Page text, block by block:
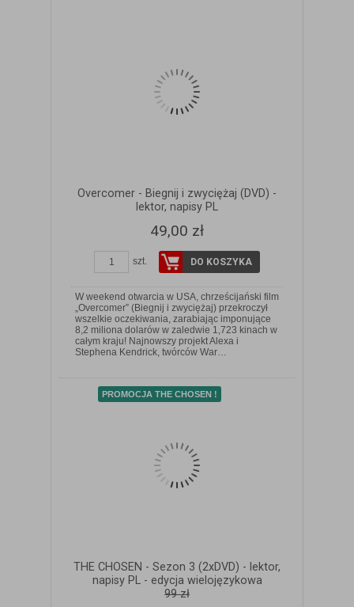
Overcomer - Biegnij i zwyciężaj (DVD) -
lektor, napisy PL
49,00 zł
szt. DO KOSZYKA
W weekend otwarcia w USA, chrześcijański film
„Overcomer” (Biegnij i zwyciężaj) przekroczył
wszelkie oczekiwania, zarabiając imponujące
8,2 miliona dolarów w zaledwie 1,723 kinach w
całym kraju! Najnowszy projekt Alexa i
Stephena Kendrick, twórców War…
ZOBACZ SZCZEGÓŁY
PROMOCJA THE CHOSEN !
THE CHOSEN - Sezon 3 (2xDVD) - lektor,
napisy PL - edycja wielojęzykowa
99 zł